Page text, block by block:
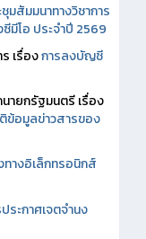
มสัมมนาทางวิชาการ
มีโอ ประจำปี 2569
เรื่องการลงบัญชี
ายกรัฐมนตรี เรื่อง
อมูลข่าวสารของ
ทางอิเล็กทรอนิกส์
ระกาศเจตจำนง